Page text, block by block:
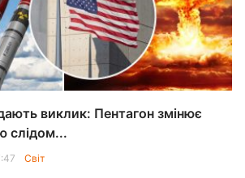
виклик: Пентагон змінює
слідом...
Світ